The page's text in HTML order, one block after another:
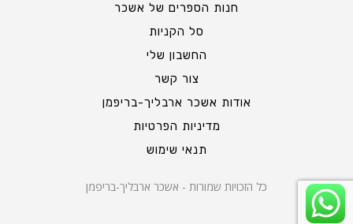
חנות הספרים של אשכר
סל הקניות
החשבון שלי
צור קשר
אודות אשכר ארבליך-בריפמן
מדיניות הפרטיות
תנאי שימוש
כל הזכויות שמורות - אשכר ארבליך-בריפמן